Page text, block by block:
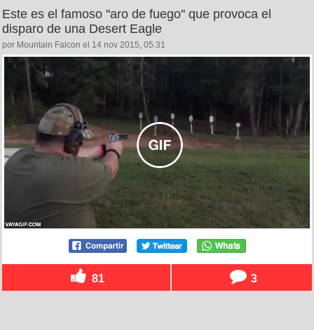
Este es el famoso ''aro de fuego'' que provoca el
disparo de una Desert Eagle
por Mountain Falcon el 14 nov 2015, 05:31
81 3